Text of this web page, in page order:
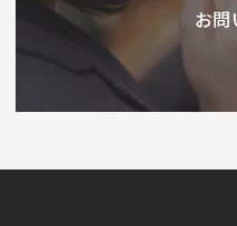
お問